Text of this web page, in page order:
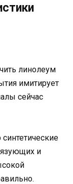
линолеум
имитирует
сейчас
и